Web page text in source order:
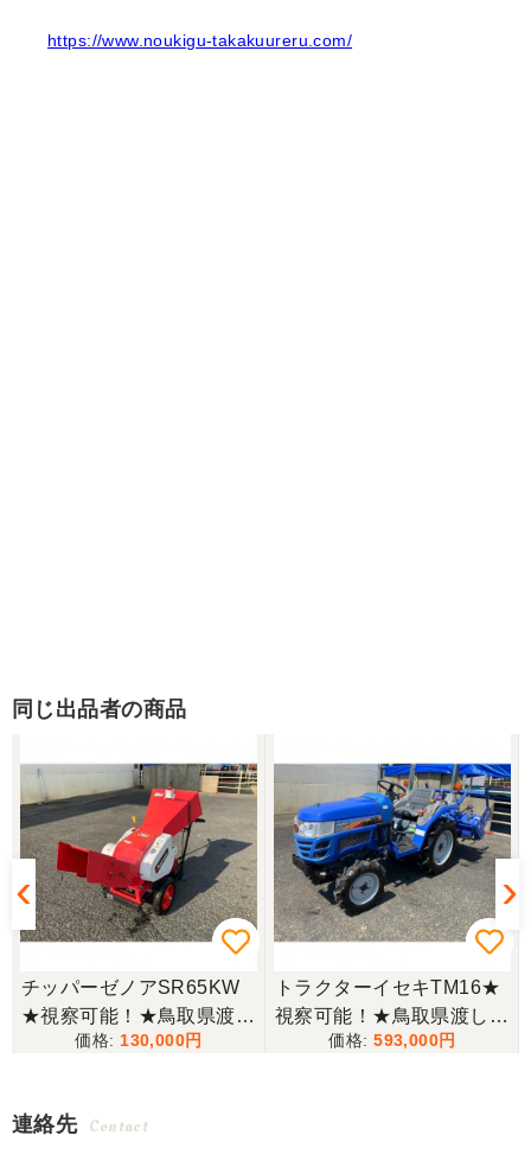
https://www.noukigu-takakuureru.com/
同じ出品者の商品
チッパーゼノアSR65KW
★視察可能！★鳥取県渡し
ゼノア チッパー SR65KW
現状渡し【P11165139】
130,000
トラクターイセキTM16★
視察可能！★鳥取県渡し
イセキ トラクター TM16 1
593,000
連絡先 Contact